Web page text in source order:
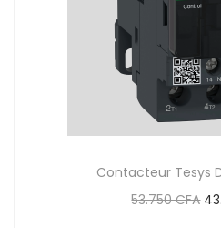
Contacteur Tesys
53.750CFA